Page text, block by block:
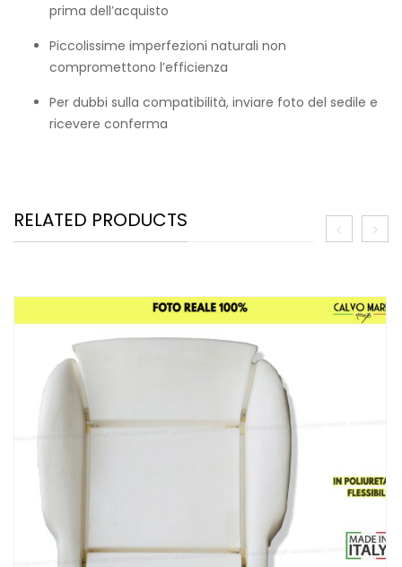
prima dell’acquisto
Piccolissime imperfezioni naturali non
compromettono l’efficienza
Per dubbi sulla compatibilità, inviare foto del sedile e
ricevere conferma
RELATED PRODUCTS